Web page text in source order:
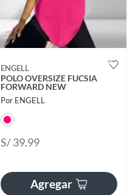
ENGELL
POLO OVERSIZE FUCSIA
FORWARD NEW
Por ENGELL
S/ 39.99
Agregar